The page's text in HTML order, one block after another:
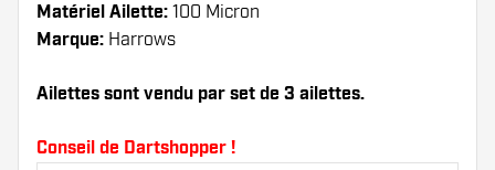
Matériel Ailette: 100 Micron
Marque: Harrows
Ailettes sont vendu par set de 3 ailettes.
Conseil de Dartshopper !